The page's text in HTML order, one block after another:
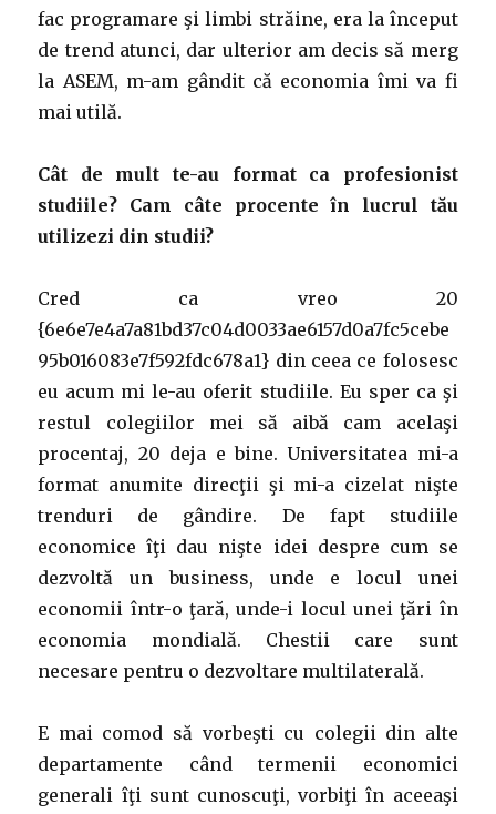
fac programare şi limbi străine, era la început
de trend atunci, dar ulterior am decis să merg
la ASEM, m-am gândit că economia îmi va fi
mai utilă.
Cât de mult te-au format ca profesionist
studiile? Cam câte procente în lucrul tău
utilizezi din studii?
Cred ca vreo 20
{6e6e7e4a7a81bd37c04d0033ae6157d0a7fc5cebe
95b016083e7f592fdc678a1} din ceea ce folosesc
eu acum mi le-au oferit studiile. Eu sper ca şi
restul colegiilor mei să aibă cam acelaşi
procentaj, 20 deja e bine. Universitatea mi-a
format anumite direcţii şi mi-a cizelat nişte
trenduri de gândire. De fapt studiile
economice îţi dau nişte idei despre cum se
dezvoltă un business, unde e locul unei
economii într-o ţară, unde-i locul unei ţări în
economia mondială. Chestii care sunt
necesare pentru o dezvoltare multilaterală.
E mai comod să vorbeşti cu colegii din alte
departamente când termenii economici
generali îţi sunt cunoscuţi, vorbiţi în aceeaşi